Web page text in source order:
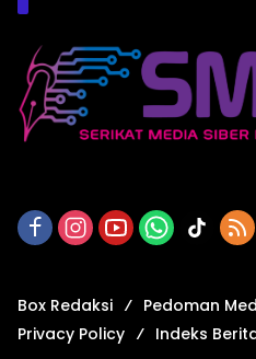
Box Redaksi
Pedoman
Privacy Policy
Indeks